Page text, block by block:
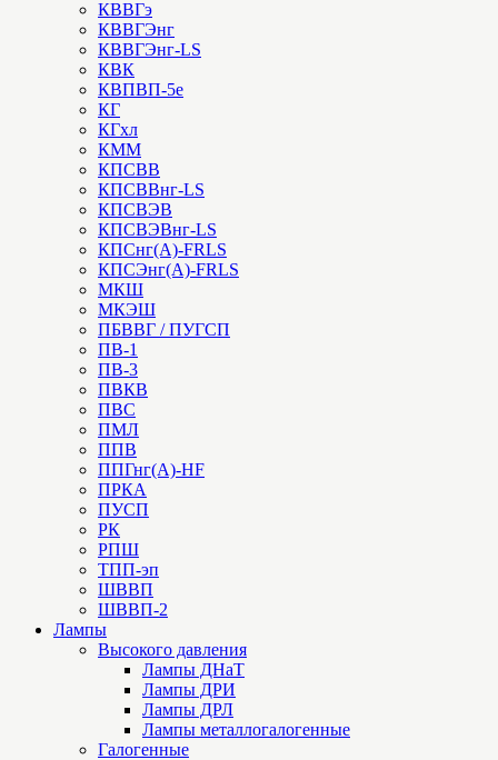
КВВГэ
КВВГЭнг
КВВГЭнг-LS
КВК
КВПВП-5е
КГ
КГхл
КММ
КПСВВ
КПСВВнг-LS
КПСВЭВ
КПСВЭВнг-LS
КПСнг(А)-FRLS
КПСЭнг(А)-FRLS
МКШ
МКЭШ
ПБВВГ / ПУГСП
ПВ-1
ПВ-3
ПВКВ
ПВС
ПМЛ
ППВ
ППГнг(А)-HF
ПРКА
ПУСП
РК
РПШ
ТПП-эп
ШВВП
ШВВП-2
Лампы
Высокого давления
Лампы ДНаТ
Лампы ДРИ
Лампы ДРЛ
Лампы металлогалогенные
Галогенные